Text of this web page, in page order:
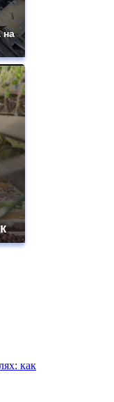
на
как